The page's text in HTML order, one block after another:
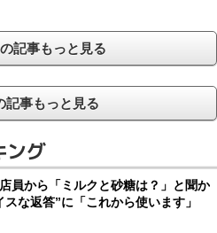
記事もっと見る
記事もっと見る
ング
店員から「ミルクと砂糖は？」と聞か
な返答”に「これから使います」